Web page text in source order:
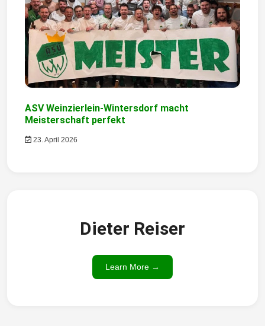
ASV Weinzierlein-Wintersdorf macht
Meisterschaft perfekt
23. April 2026
Dieter Reiser
Learn More →